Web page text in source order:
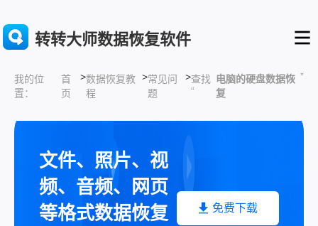
转转大师数据恢复软件
我的位
置：
首
页
>数据恢复教
程
>常见问
题
>查找
“
电脑的硬盘数据恢
复
”
文件、照片、视
频、音频、网页
等格式数据恢复
免费下载